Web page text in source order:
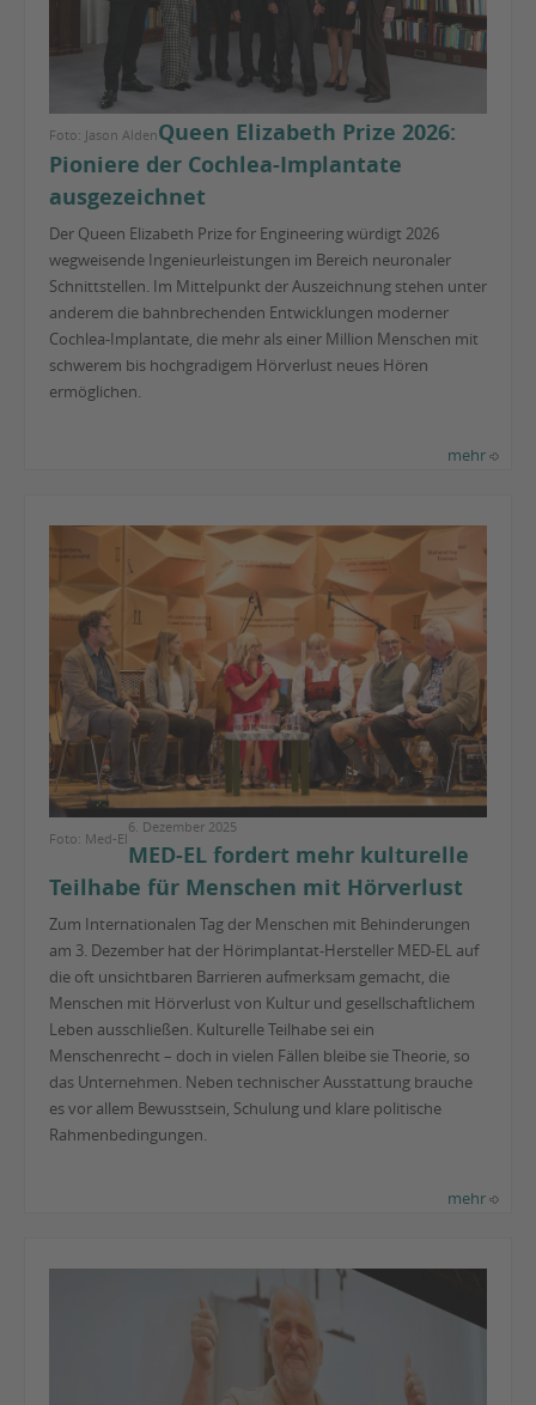
Foto: Jason AldenQueen Elizabeth Prize 2026:
Pioniere der Cochlea-Implantate
ausgezeichnet
Der Queen Elizabeth Prize for Engineering würdigt 2026
wegweisende Ingenieurleistungen im Bereich neuronaler
Schnittstellen. Im Mittelpunkt der Auszeichnung stehen unter
anderem die bahnbrechenden Entwicklungen moderner
Cochlea-Implantate, die mehr als einer Million Menschen mit
schwerem bis hochgradigem Hörverlust neues Hören
ermöglichen.
mehr
Foto: Med-El
6. Dezember 2025
MED-EL fordert mehr kulturelle
Teilhabe für Menschen mit Hörverlust
Zum Internationalen Tag der Menschen mit Behinderungen
am 3. Dezember hat der Hörimplantat-Hersteller MED-EL auf
die oft unsichtbaren Barrieren aufmerksam gemacht, die
Menschen mit Hörverlust von Kultur und gesellschaftlichem
Leben ausschließen. Kulturelle Teilhabe sei ein
Menschenrecht – doch in vielen Fällen bleibe sie Theorie, so
das Unternehmen. Neben technischer Ausstattung brauche
es vor allem Bewusstsein, Schulung und klare politische
Rahmenbedingungen.
mehr